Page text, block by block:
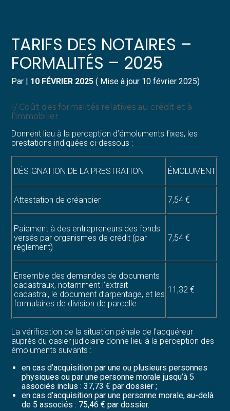
Gérer votre quotidien
Piloter votre entreprise
Développer votre entreprise
Construire votre patrimoine
Structurer votre croissance
Être prêt pour la facturation
Suivre votre comptabilité
Gérer vos ressources humaines
Dématérialiser vos documents
TARIFS DES NOTAIRES –
FORMALITÉS – 2025
Par | 10 FÉVRIER 2025 ( Mise à jour 10 février 2025)
1/ Coût des formalités relatives au crédit et à
l’immobilier
Donnent lieu à la perception d’émoluments fixes, les
prestations indiquées ci-dessous :
DÉSIGNATION DE LA PRESTRATION ÉMOLUMENT
Attestation de créancier 7,54 €
Paiement à des entrepreneurs des fonds
versés par organismes de crédit (par
règlement)
7,54 €
Ensemble des demandes de documents
cadastraux, notamment l’extrait
cadastral, le document d’arpentage, et les
formulaires de division de parcelle
11,32 €
La vérification de la situation pénale de l’acquéreur
auprès du casier judiciaire donne lieu à la perception des
émoluments suivants :
en cas d’acquisition par une ou plusieurs personnes
physiques ou par une personne morale jusqu’à 5
associés inclus : 37,73 € par dossier ;
en cas d’acquisition par une personne morale, au-delà
de 5 associés : 75,46 € par dossier.